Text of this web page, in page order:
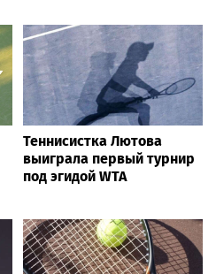
Теннисистка Лютова
выиграла первый турнир
под эгидой WTA